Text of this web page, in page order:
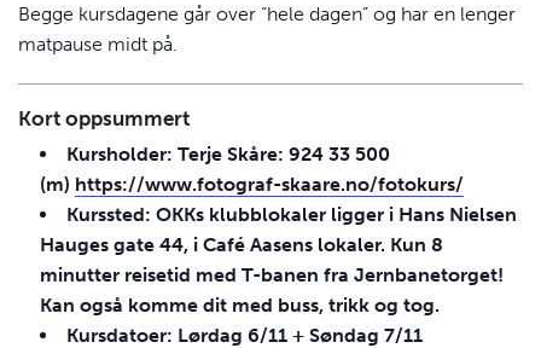
Begge kursdagene går over “hele dagen” og har en lenger
matpause midt på.
Kort oppsummert
Kursholder: Terje Skåre: 924 33 500
(m) https://www.fotograf-skaare.no/fotokurs/
Kurssted: OKKs klubblokaler ligger i Hans Nielsen
Hauges gate 44, i Café Aasens lokaler. Kun 8
minutter reisetid med T-banen fra Jernbanetorget!
Kan også komme dit med buss, trikk og tog.
Kursdatoer: Lørdag 6/11 + Søndag 7/11